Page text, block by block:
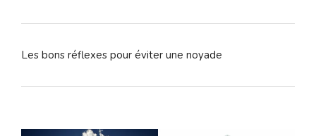
Les bons réflexes pour éviter une noyade